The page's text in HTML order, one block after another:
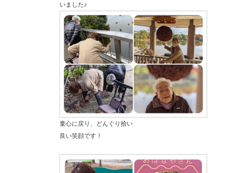
いました♪
童心に戻り、どんぐり拾い
良い笑顔です！